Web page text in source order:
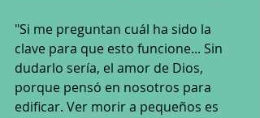
"Si me preguntan cuál ha sido la
clave para que esto funcione... Sin
dudarlo sería, el amor de Dios,
porque pensó en nosotros para
edificar. Ver morir a pequeños es